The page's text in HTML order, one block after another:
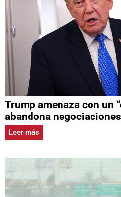
Trump amenaza con un
abandona negociaciones
Leer más